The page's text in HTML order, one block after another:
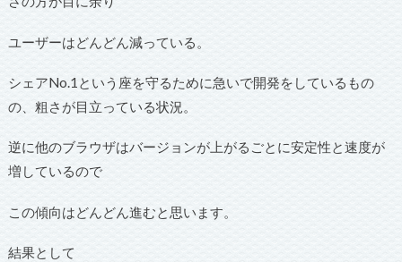
ユーザーはどんどん減っている。
シェアNo.1という座を守るために急いで開発をしているもの
の、粗さが目立っている状況。
逆に他のブラウザはバージョンが上がるごとに安定性と速度が
増しているので
この傾向はどんどん進むと思います。
結果として